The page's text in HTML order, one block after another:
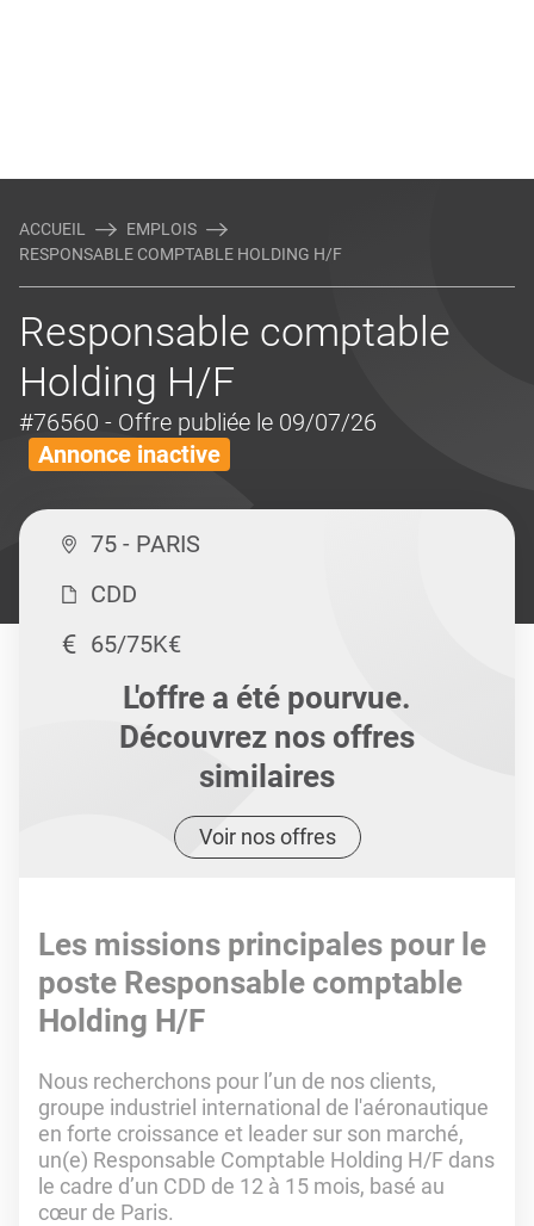
ACCUEIL
EMPLOIS
RESPONSABLE COMPTABLE HOLDING H/F
Responsable comptable
Holding H/F
#76560 - Offre publiée le 09/07/26
Annonce inactive
75 - PARIS
CDD
65/75K€
L'offre a été pourvue.
Découvrez nos offres
similaires
Voir nos offres
Les missions principales pour le
poste Responsable comptable
Holding H/F
Nous recherchons pour l’un de nos clients,
groupe industriel international de l'aéronautique
en forte croissance et leader sur son marché,
un(e) Responsable Comptable Holding H/F dans
le cadre d’un CDD de 12 à 15 mois, basé au
cœur de Paris.